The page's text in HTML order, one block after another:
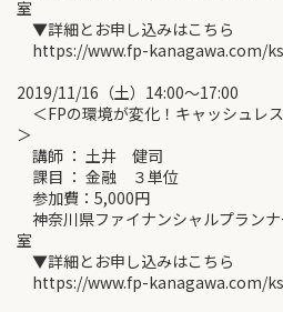
室
▼詳細とお申し込みはこちら
https://www.fp-kanagawa.com/
2019/11/16（土）14:00～17:00
＜FPの環境が変化！キャッシュレ
＞
講師 ： 土井 健司
課目 ： 金融 ３単位
参加費：5,000円
神奈川県ファイナンシャルプラン
室
▼詳細とお申し込みはこちら
https://www.fp-kanagawa.com/